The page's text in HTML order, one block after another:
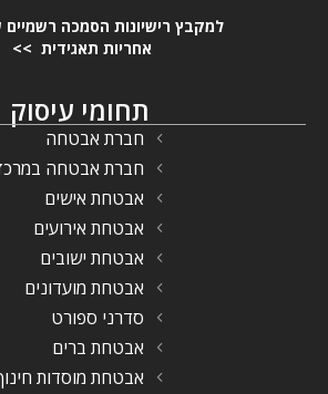
למקבץ רישיונות הסמכה
אחריות תאגידית >>
תחומי עיסוק
חברת אבטחה
חברת אבטחה
אבטחת אישים
אבטחת אירועים
אבטחת ישובים
אבטחת מועדונים
סדרני ספורט
אבטחת ברים
אבטחת מוסדות